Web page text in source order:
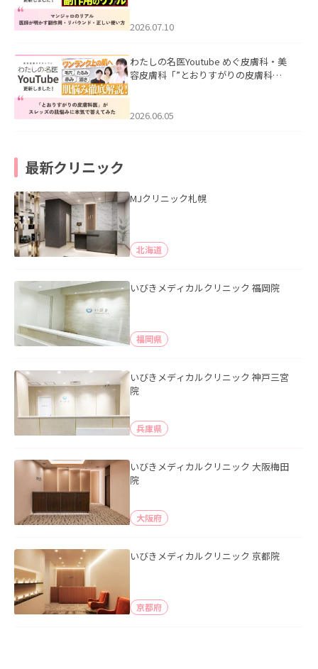
た。
2026.07.10
わたしの名医Youtube めぐ皮膚科・美
容皮膚科「”とおりすがりの皮膚科
2026.06.05
最新クリニック
MJクリニック札幌
北海道
いびきメディカルクリニック 福岡院
福岡県
いびきメディカルクリニック 神戸三宮
院
兵庫県
いびきメディカルクリニック 大阪梅田
院
大阪府
いびきメディカルクリニック 京都院
京都府